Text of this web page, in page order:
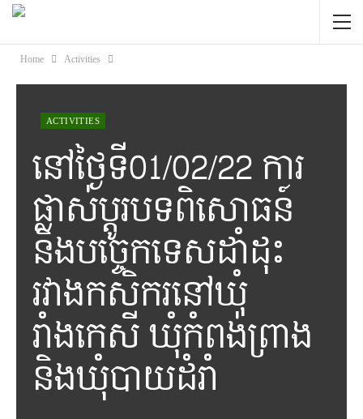
Home Activities
ACTIVITIES
នៅថ្ងៃទី01/02/22 ការ
ផ្លាស់ប្តូរបទពិសោធន៍
និងបច្ចេកទេសដាំដុះ
រវាងកសិករនៅឃុំ
រាំងកេសី ឃុំកំពង់ព្រាង
និងឃុំបាយដំរាំ